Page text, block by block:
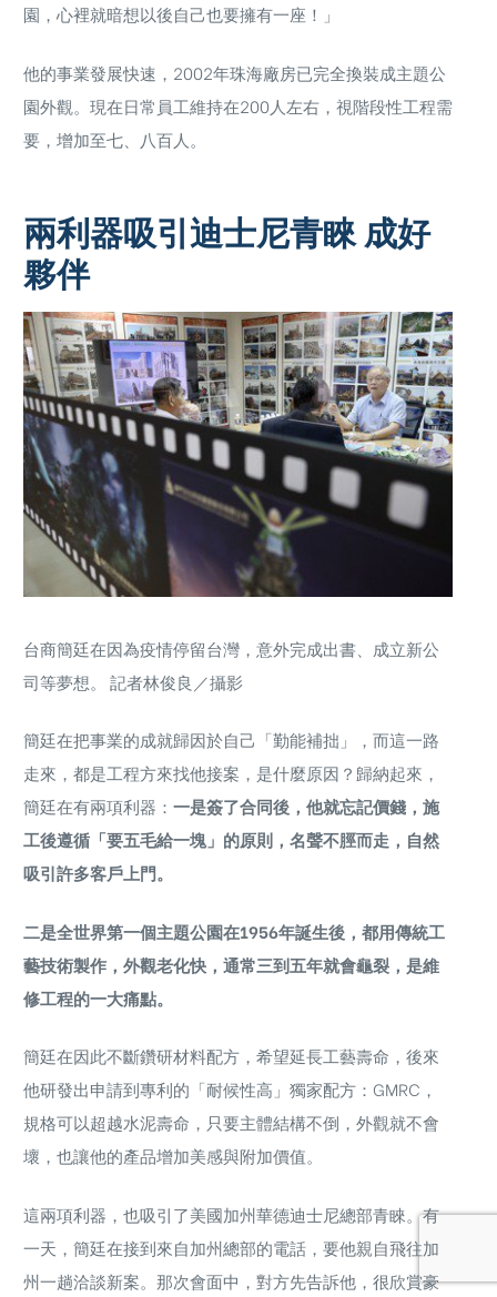
園，心裡就暗想以後自己也要擁有一座！」
他的事業發展快速，2002年珠海廠房已完全換裝成主題公
園外觀。現在日常員工維持在200人左右，視階段性工程需
要，增加至七、八百人。
兩利器吸引迪士尼青睞 成好
夥伴
台商簡廷在因為疫情停留台灣，意外完成出書、成立新公
司等夢想。 記者林俊良／攝影
簡廷在把事業的成就歸因於自己「勤能補拙」，而這一路
走來，都是工程方來找他接案，是什麼原因？歸納起來，
簡廷在有兩項利器： 一是簽了合同後，他就忘記價錢，施
工後遵循「要五毛給一塊」的原則，名聲不脛而走，自然
吸引許多客戶上門。
二是全世界第一個主題公園在1956年誕生後，都用傳統工
藝技術製作，外觀老化快，通常三到五年就會龜裂，是維
修工程的一大痛點。
簡廷在因此不斷鑽研材料配方，希望延長工藝壽命，後來
他研發出申請到專利的「耐候性高」獨家配方：GMRC，
規格可以超越水泥壽命，只要主體結構不倒，外觀就不會
壞，也讓他的產品增加美感與附加價值。
這兩項利器，也吸引了美國加州華德迪士尼總部青睞。有
一天，簡廷在接到來自加州總部的電話，要他親自飛往加
州一趟洽談新案。那次會面中，對方先告訴他，很欣賞豪